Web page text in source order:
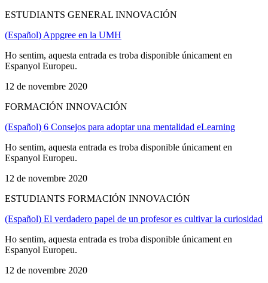
ESTUDIANTS GENERAL INNOVACIÓN
(Español) Appgree en la UMH
Ho sentim, aquesta entrada es troba disponible únicament en
Espanyol Europeu.
12 de novembre 2020
FORMACIÓN INNOVACIÓN
(Español) 6 Consejos para adoptar una mentalidad eLearning
Ho sentim, aquesta entrada es troba disponible únicament en
Espanyol Europeu.
12 de novembre 2020
ESTUDIANTS FORMACIÓN INNOVACIÓN
(Español) El verdadero papel de un profesor es cultivar la curiosidad
Ho sentim, aquesta entrada es troba disponible únicament en
Espanyol Europeu.
12 de novembre 2020